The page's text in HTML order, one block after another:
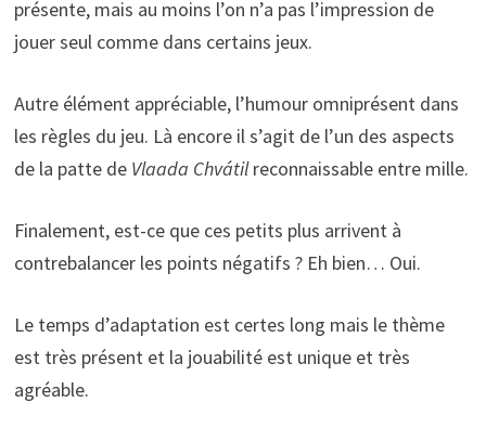
présente, mais au moins l’on n’a pas l’impression de
jouer seul comme dans certains jeux.
Autre élément appréciable, l’humour omniprésent dans
les règles du jeu. Là encore il s’agit de l’un des aspects
de la patte de Vlaada Chvátilreconnaissable entre mille.
Finalement, est-ce que ces petits plus arrivent à
contrebalancer les points négatifs ? Eh bien… Oui.
Le temps d’adaptation est certes long mais le thème
est très présent et la jouabilité est unique et très
agréable.